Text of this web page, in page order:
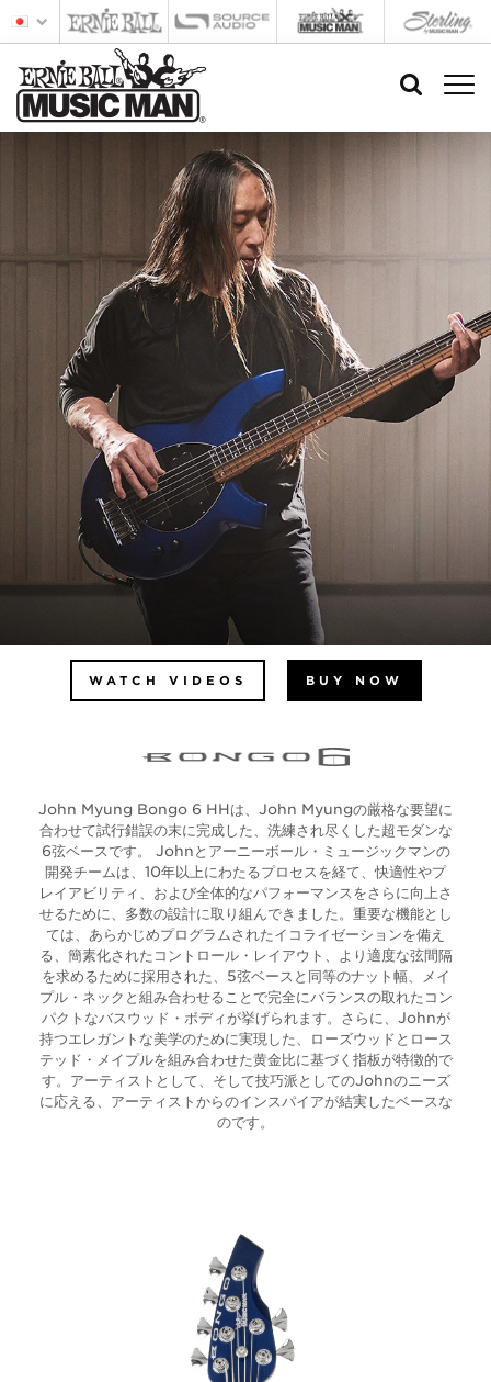
WATCH VIDEOS BUY NOW
John Myung Bongo 6 HHは、John Myungの厳格な要望に
合わせて試行錯誤の末に完成した、洗練され尽くした超モダンな
6弦ベースです。 Johnとアーニーボール・ミュージックマンの
開発チームは、10年以上にわたるプロセスを経て、快適性やプ
レイアビリティ、および全体的なパフォーマンスをさらに向上さ
せるために、多数の設計に取り組んできました。重要な機能とし
ては、あらかじめプログラムされたイコライゼーションを備え
る、簡素化されたコントロール・レイアウト、より適度な弦間隔
を求めるために採用された、5弦ベースと同等のナット幅、メイ
プル・ネックと組み合わせることで完全にバランスの取れたコン
パクトなバスウッド・ボディが挙げられます。さらに、Johnが
持つエレガントな美学のために実現した、ローズウッドとロース
テッド・メイプルを組み合わせた黄金比に基づく指板が特徴的で
す。アーティストとして、そして技巧派としてのJohnのニーズ
に応える、アーティストからのインスパイアが結実したベースな
のです。